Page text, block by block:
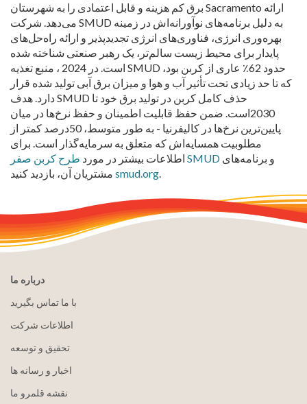
برق کم هزینه و قابل اعتمادی را به شهرستان Sacramento ارائه
می‌دهد. شرکت SMUD به دلیل برنامه‌های نوآورانه‌اش در زمینه
بهره‌وری انرژی، فناوری‌های انرژی تجدیدپذیر و ارائه راه‌حل‌های
پایدار برای محیط زیست سالم‌تر، یک رهبر صنعتی شناخته شده
است. در 2024 ، منبع تغذیه SMUD حدود 62٪ عاری از کربن بود،
که تا حد زیادی تحت تأثیر آب و هوا و میزان برق آبی تولید شده قرار
دارد. هدف SMUD حذف کامل کربن در تولید برق خود تا
2030است.
ضمن حفظ قابلیت اطمینان و حفظ نرخ‌ها در میان
پایین‌ترین نرخ‌ها در کالیفرنیا -
به طور متوسط، 50درصد کمتر از
مطلوبیت همسایه‌اش که متعلق به سرمایه‌گذار است. برای
اطلاعات بیشتر در مورد طرح کربن صفر SMUD
smud.org.
درباره ما
با ما تماس بگیرید
اطلاعات شرکت
تحقیق و توسعه
اخبار و رسانه ها
نقشه قلمرو ما